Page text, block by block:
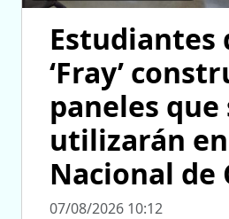
Estudiantes
‘Fray’
paneles que
utilizarán
Nacional de
07/08/2026 10:12